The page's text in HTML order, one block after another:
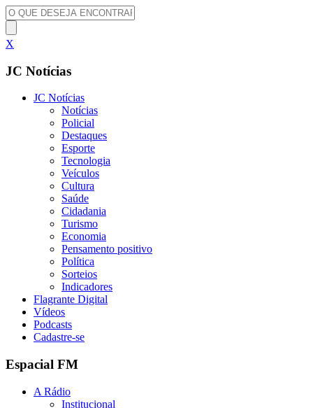
X
JC Notícias
JC Notícias
Notícias
Policial
Destaques
Esporte
Tecnologia
Veículos
Cultura
Saúde
Cidadania
Turismo
Economia
Pensamento positivo
Política
Sorteios
Indicadores
Flagrante Digital
Vídeos
Podcasts
Cadastre-se
Espacial FM
A Rádio
Institucional